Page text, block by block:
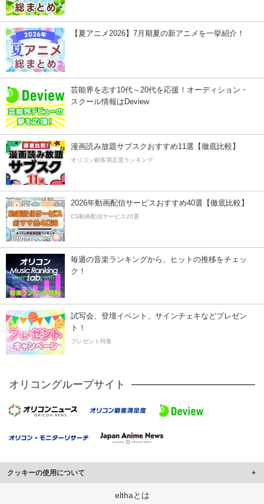
【夏アニメ2026】7月期夏の新アニメを一挙紹介！
芸能界を志す10代～20代を応援！オーディション・
スクール情報はDeview
漫画読み放題サブスクおすすめ11選【徹底比較】
オリコン顧客満足度ランキング
2026年動画配信サービスおすすめ40選【徹底比較】
CS動画配信サービス20選
毎週の音楽ランキングから、ヒットの推移をチェッ
ク！
試写会、登壇イベント、サインチェキなどプレゼン
ト！
プレゼント特集
オリコングループサイト
クッキーの使用について
このサイトでは Cookie を使用して、ユーザーに合わせたコンテンツや広告の
elthaとは